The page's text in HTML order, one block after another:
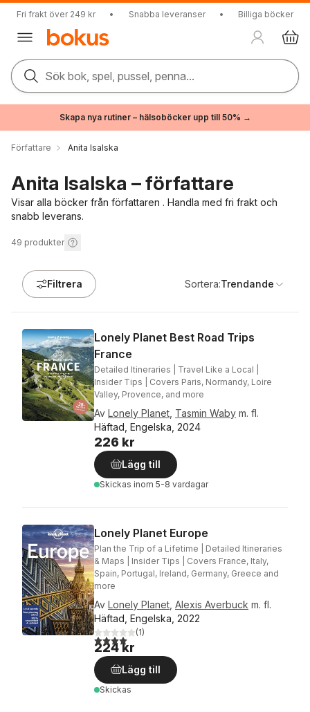
Fri frakt över 249 kr • Snabba leveranser • Billiga böcker
Sök bok, spel, pussel, penna...
Skapa nya rutiner – hälsoböcker upp till 50% →
Författare Anita Isalska
Anita Isalska – författare
Visar alla böcker från författaren . Handla med fri frakt och
snabb leverans.
49 produkter
Filtrera Sortera:Trendande
Lonely Planet Best Road Trips
France
Detailed Itineraries | Travel Like a Local |
Insider Tips | Covers Paris, Normandy, Loire
Valley, Provence, and more
Av Lonely Planet Tasmin Waby m. fl.
Häftad, Engelska, 2024
226 kr
Lägg till
Skickas inom 5-8 vardagar
Lonely Planet Europe
Plan the Trip of a Lifetime | Detailed Itineraries
& Maps | Insider Tips | Covers France, Italy,
Spain, Portugal, Ireland, Germany, Greece and
more
Av Lonely Planet Alexis Averbuck m. fl.
Häftad, Engelska, 2022
4,0utav 5 stjärnor. Totalt antal röster:
(1)
224 kr
Lägg till
Skickas